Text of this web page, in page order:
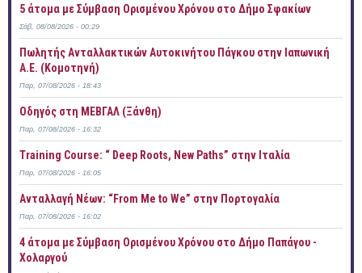
5 άτομα με Σύμβαση Ορισμένου Χρόνου στο Δήμο Σφακίων
Σάβ, 08/08/2026 - 00:29
Πωλητής Ανταλλακτικών Αυτοκινήτου Πάγκου στην Ιαπωνική
Α.Ε. (Κομοτηνή)
Παρ, 07/08/2026 - 18:43
Οδηγός στη ΜΕΒΓΑΛ (Ξάνθη)
Παρ, 07/08/2026 - 16:32
Training Course: “ Deep Roots, New Paths” στην Ιταλία
Παρ, 07/08/2026 - 16:05
Ανταλλαγή Νέων: “From Me to We” στην Πορτογαλία
Παρ, 07/08/2026 - 16:02
4 άτομα με Σύμβαση Ορισμένου Χρόνου στο Δήμο Παπάγου -
Χολαργού